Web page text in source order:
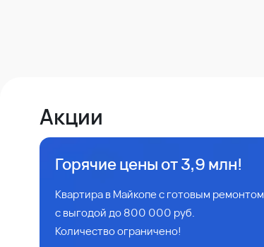
Акции
Горячие цены от 3,9 млн!
Квартира в Майкопе с готовым ремонтом
с выгодой до 800 000 руб.
Количество ограничено!